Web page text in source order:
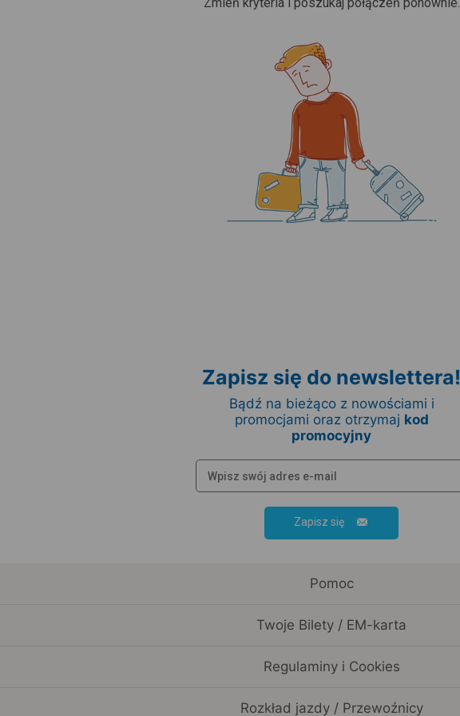
Zapisz się do newslettera!
Bądź na bieżąco z nowościami i
promocjami oraz otrzymaj kod
promocyjny
Zapisz się
Pomoc
Twoje Bilety / EM-karta
Regulaminy i Cookies
Rozkład jazdy / Przewoźnicy